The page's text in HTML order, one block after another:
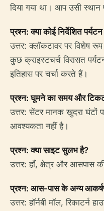
दिया गया था। आप उसी
प्रश्न: क्या कोई निर्देशित
उत्तर: क्लॉकटावर पर विशेष
कुछ क्राइस्टचर्च विरासत
इतिहास पर चर्चा करते हैं।
प्रश्न: घूमने का समय और
उत्तर: सेंटर मानक खुदरा घंटों
आवश्यकता नहीं है।
प्रश्न: क्या साइट सुलभ है?
उत्तर: हाँ, क्षेत्र और आसपास
प्रश्न: आस-पास के अन्य
उत्तर: हॉर्नबी मॉल, रिकाटर्न